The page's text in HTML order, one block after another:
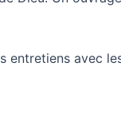
entretiens avec